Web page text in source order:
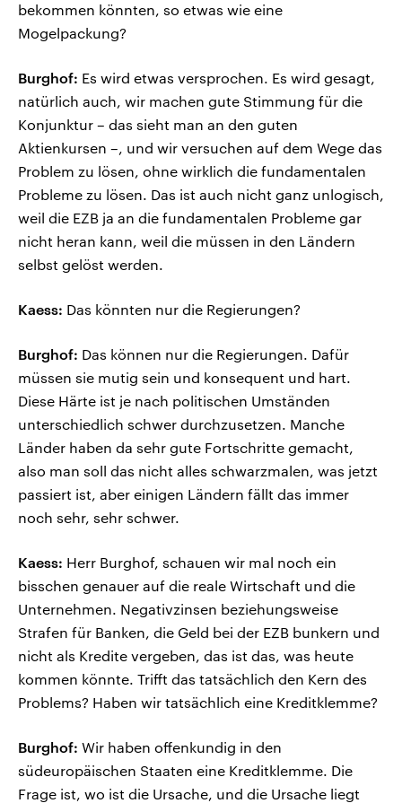
bekommen könnten, so etwas wie eine
Mogelpackung?
Burghof: Es wird etwas versprochen. Es wird gesagt,
natürlich auch, wir machen gute Stimmung für die
Konjunktur – das sieht man an den guten
Aktienkursen –, und wir versuchen auf dem Wege das
Problem zu lösen, ohne wirklich die fundamentalen
Probleme zu lösen. Das ist auch nicht ganz unlogisch,
weil die EZB ja an die fundamentalen Probleme gar
nicht heran kann, weil die müssen in den Ländern
selbst gelöst werden.
Kaess: Das könnten nur die Regierungen?
Burghof: Das können nur die Regierungen. Dafür
müssen sie mutig sein und konsequent und hart.
Diese Härte ist je nach politischen Umständen
unterschiedlich schwer durchzusetzen. Manche
Länder haben da sehr gute Fortschritte gemacht,
also man soll das nicht alles schwarzmalen, was jetzt
passiert ist, aber einigen Ländern fällt das immer
noch sehr, sehr schwer.
Kaess: Herr Burghof, schauen wir mal noch ein
bisschen genauer auf die reale Wirtschaft und die
Unternehmen. Negativzinsen beziehungsweise
Strafen für Banken, die Geld bei der EZB bunkern und
nicht als Kredite vergeben, das ist das, was heute
kommen könnte. Trifft das tatsächlich den Kern des
Problems? Haben wir tatsächlich eine Kreditklemme?
Burghof: Wir haben offenkundig in den
südeuropäischen Staaten eine Kreditklemme. Die
Frage ist, wo ist die Ursache, und die Ursache liegt